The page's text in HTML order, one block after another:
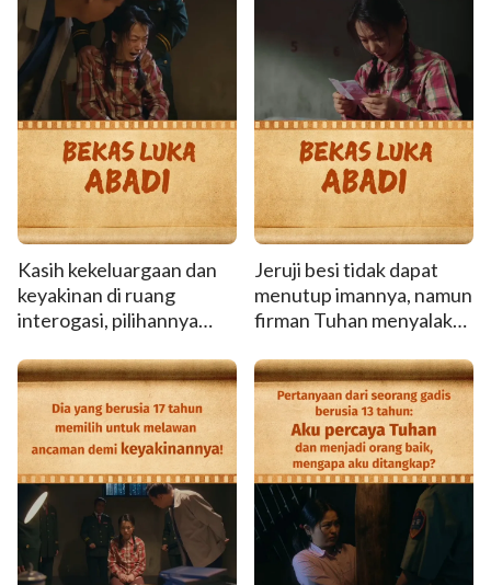
Kasih kekeluargaan dan
keyakinan di ruang
interogasi, pilihannya
menangis!
Jeruji besi tidak dapat
menutup imannya, namun
firman Tuhan menyalakan